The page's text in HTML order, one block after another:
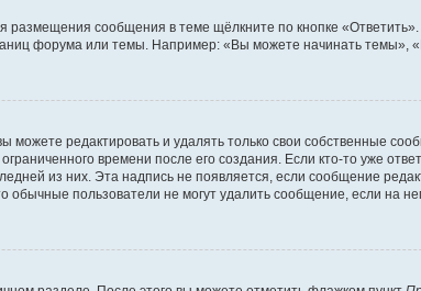
сообщения в теме щёлкните по кнопке
форума или темы. Например: «Вы можете начинать темы»,
редактировать и удалять только свои собственные
времени после его создания. Если кто-то уже
из них. Эта надпись не появляется, если сообщение
пользователи не могут удалить сообщение, если на